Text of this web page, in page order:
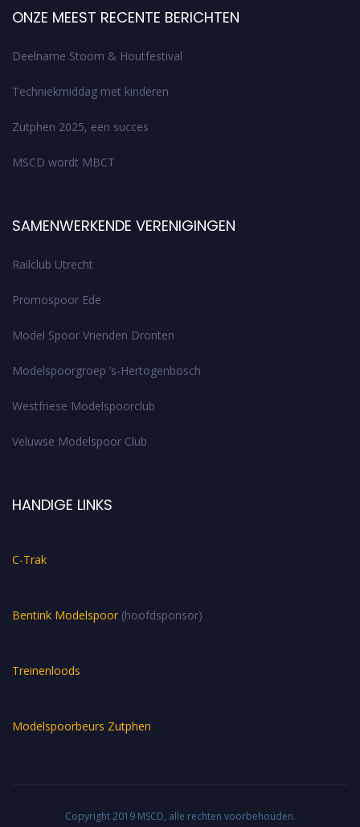
ONZE MEEST RECENTE BERICHTEN
Deelname Stoom & Houtfestival
Techniekmiddag met kinderen
Zutphen 2025, een succes
MSCD wordt MBCT
SAMENWERKENDE VERENIGINGEN
Railclub Utrecht
Promospoor Ede
Model Spoor Vrienden Dronten
Modelspoorgroep ’s-Hertogenbosch
Westfriese Modelspoorclub
Veluwse Modelspoor Club
HANDIGE LINKS
C-Trak
Bentink Modelspoor (hoofdsponsor)
Treinenloods
Modelspoorbeurs Zutphen
Copyright 2019 MSCD, alle rechten voorbehouden.